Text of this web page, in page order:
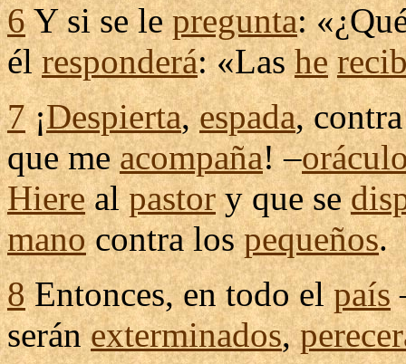
6Y si se lepregunta:
élresponderá: «Lashe
7¡Despierta,espada,
que meacompaña! –
Hierealpastory que se
manocontra lospequeños.
8Entonces, en todo elpaís
seránexterminados,